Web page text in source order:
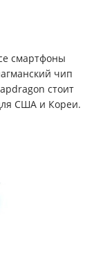
смартфоны
чип
стоит
США и Кореи.